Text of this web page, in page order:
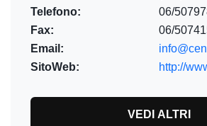
Telefono:
06/
Fax:
06/
Email:
SitoWeb:
http://
VEDI ALTRI